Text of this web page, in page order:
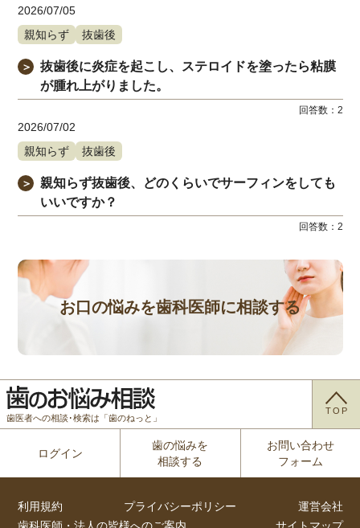
2026/07/05
親知らず
抜歯後
＞
抜歯後に炎症を起こし、ステロイドを塗ったら粘膜
が腫れ上がりました。
回答数： 2
2026/07/02
親知らず
抜歯後
＞
親知らず抜歯後、どのくらいでサーフィンをしても
いいですか？
回答数： 2
お口の悩みを歯科医師に相談する
歯医者への相談･検索は「歯のねっと」
TOP
ログイン
歯の悩みを
相談する
お問い合わせ
フォーム
利用規約 プライバシーポリシー
運営会社